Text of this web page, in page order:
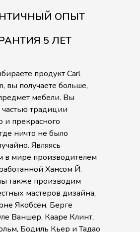
ОПЫТ
5 ЛЕТ
продукт Carl
вы получаете больше,
мебели. Вы
частью традиции
и прекрасного
ничто не было
Являясь
в мире производителем
Хансом Й.
также производим
мастеров дизайна,
Якобсен, Берге
Ваншер, Кааре Клинт,
Бодиль Кьер и Тадао